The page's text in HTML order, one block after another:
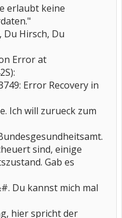
erlaubt keine
Hirsch, Du
Error at
Error Recovery in
Ich will zurueck zum
sind, einige
Gab es
Du kannst mich mal
hier spricht der